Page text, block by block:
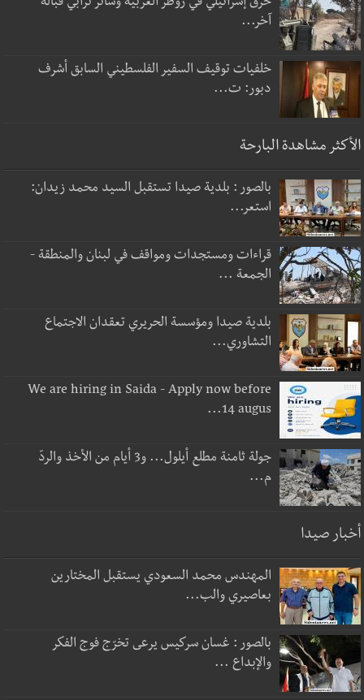
خرق إسرائيلي في زوطر الغربية وساتر ترابي قبالة
آخر...
خلفيات توقيف السفير الفلسطيني السابق أشرف
دبور: ت...
الأكثر مشاهدة البارحة
بالصور : بلدية صيدا تستقبل السيد محمد زيدان:
استعر...
قراءات ومستجدات ومواقف في لبنان والمنطقة -
الجمعة ...
بلدية صيدا ومؤسسة الحريري تعقدان الاجتماع
التشاوري...
We are hiring in Saida - Apply now before
14 augus...
جولة ثامنة مطلع أيلول... و3 أيام من الأخذ والردّ
م...
أخبار صيدا
المهندس محمد السعودي يستقبل المختارين
بعاصيري والب...
بالصور : غسان سركيس يرعى تخرّج فوج الفكر
والإبداع ...